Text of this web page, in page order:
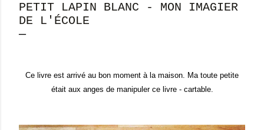
PETIT LAPIN BLANC - MON IMAGIER
DE L'ÉCOLE
Ce livre est arrivé au bon moment à la maison. Ma toute petite
était aux anges de manipuler ce livre - cartable.